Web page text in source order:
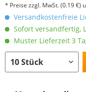
* Preise zzgl. MwSt.(0.19 €)
Versandkostenfreie
Sofort versandfertig,
Muster Lieferzeit 3